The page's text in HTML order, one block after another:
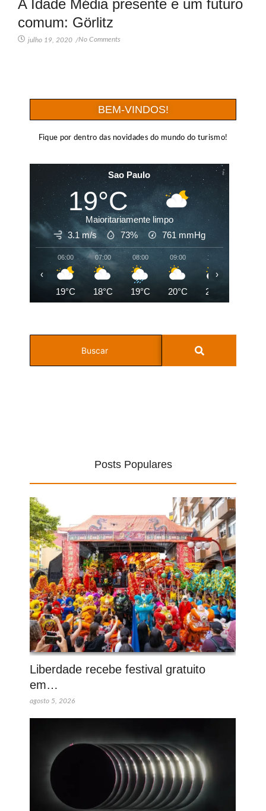
A Idade Média presente e um futuro
comum: Görlitz
julho 19, 2020 /No Comments
BEM-VINDOS!
Fique por dentro das novidades do mundo do turismo!
Sao Paulo
19°C
Maioritariamente limpo
3.1 m/s
73% 761 mmHg
06:00
19°C
07:00
18°C
08:00
19°C
09:00
20°C
10:00
22°C
‹ ›
Posts Populares
Liberdade recebe festival gratuito
em…
agosto 5, 2026